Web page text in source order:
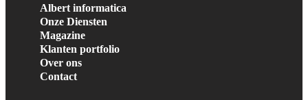
Albert informatica
Onze Diensten
Magazine
Klanten portfolio
Over ons
Contact